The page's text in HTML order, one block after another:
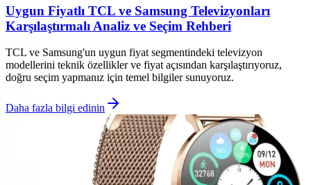
Uygun Fiyatlı TCL ve Samsung Televizyonları
Karşılaştırmalı Analiz ve Seçim Rehberi
TCL ve Samsung'un uygun fiyat segmentindeki televizyon
modellerini teknik özellikler ve fiyat açısından karşılaştırıyoruz,
doğru seçim yapmanız için temel bilgiler sunuyoruz.
Daha fazla bilgi edinin